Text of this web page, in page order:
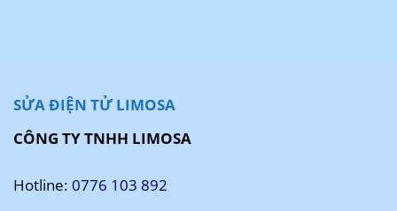
SỬA ĐIỆN TỬ LIMOSA
CÔNG TY TNHH LIMOSA
Hotline: 0776 103 892